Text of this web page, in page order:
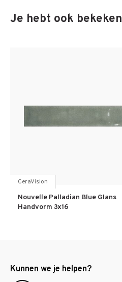
Je hebt ook bekeken
CeraVision
Nouvelle Palladian Blue Glans
Handvorm 3x16
Kunnen we je helpen?